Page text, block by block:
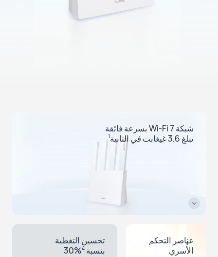
شبكة Wi-Fi 7 بسرعة فائقة
تبلغ 3.6 غيغابت في الثانية
1
عناصر التحكم
الأُسري
تحسين التغطية
بنسبة ‎30%‎4